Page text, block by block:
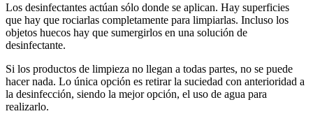
Los desinfectantes actúan sólo donde se aplican. Hay superficies
que hay que rociarlas completamente para limpiarlas. Incluso los
objetos huecos hay que sumergirlos en una solución de
desinfectante.
Si los productos de limpieza no llegan a todas partes, no se puede
hacer nada. Lo única opción es retirar la suciedad con anterioridad a
la desinfección, siendo la mejor opción, el uso de agua para
realizarlo.